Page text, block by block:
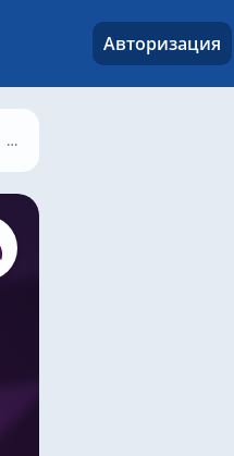
Авторизация
Ньюкасл – Фулхэм, 25 октября 2025